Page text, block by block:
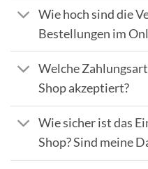
Wie hoch sind die
Bestellungen im
Welche
Shop akzeptiert?
Wie sicher ist das
Shop? Sind meine